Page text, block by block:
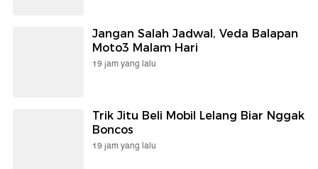
Jangan Salah Jadwal, Veda Balapan
Moto3 Malam Hari
19 jam yang lalu
Trik Jitu Beli Mobil Lelang Biar Nggak
Boncos
19 jam yang lalu